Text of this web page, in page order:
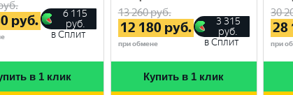
руб.
6 115
руб.
в Сплит
в 1 клик
13 260руб.
12 180 руб.
при обмене
3 315
руб.
в Сплит
Купить в 1 клик
30
28
при